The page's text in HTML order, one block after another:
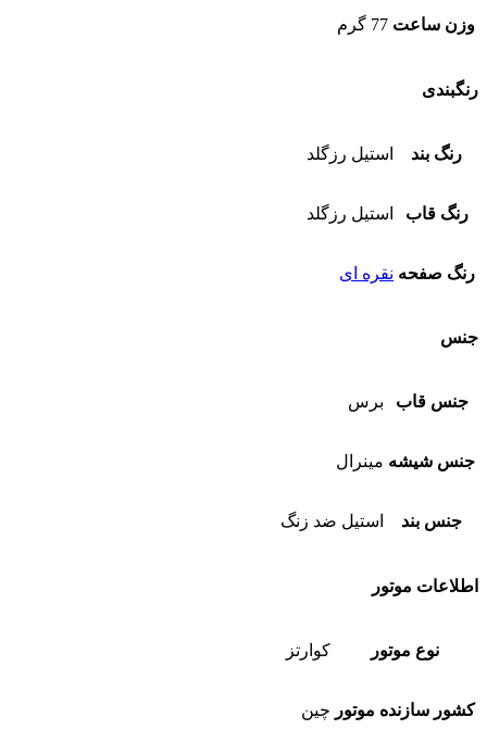
وزن ساعت 77 گرم
رنگبندی
رنگ بند استیل رزگلد
رنگ قاب استیل رزگلد
رنگ صفحه نقره ای
جنس
جنس قاب برس
جنس شیشه مینرال
جنس بند استیل ضد زنگ
اطلاعات موتور
نوع موتور کوارتز
کشور سازنده موتور چین